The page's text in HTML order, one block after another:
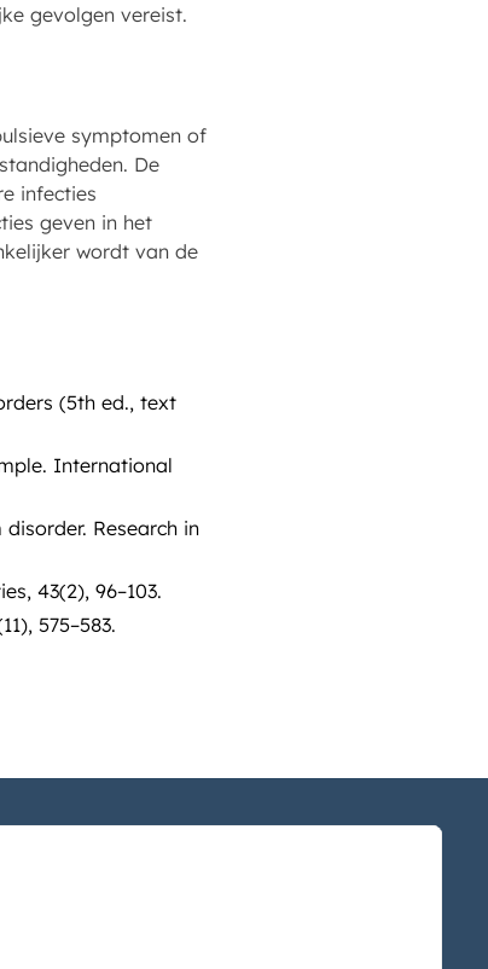
gevolgen vereist.
symptomen of
De
infecties
geven in het
wordt van de
(5th ed., text
International
Research in
43(2), 96–103.
575–583.